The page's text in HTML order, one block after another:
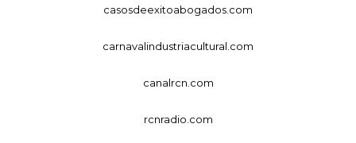
casosdeexitoabogados.com
carnavalindustriacultural.com
canalrcn.com
rcnradio.com